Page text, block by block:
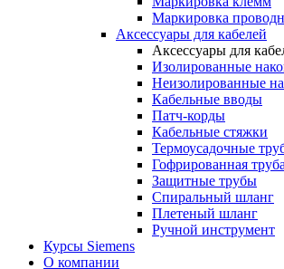
Маркировка
Аксессуары для кабелей
Аксессуары для
Изолированные
Неизолированные
Кабельные вводы
Патч-корды
Кабельные стяжки
Термоусадочные
Гофрированная труба
Защитные трубы
Спиральный шланг
Плетеный шланг
Ручной инструмент
Курсы Siemens
О компании